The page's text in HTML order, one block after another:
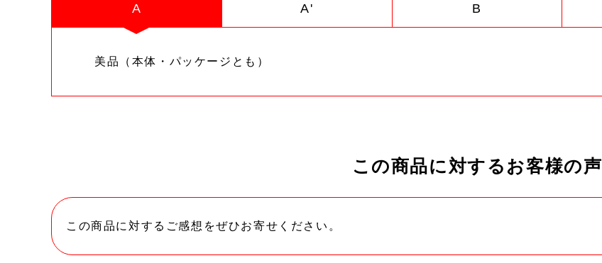
A A' B
美品（本体・パッケージとも）
この商品に対するお客様の声
この商品に対するご感想をぜひお寄せください。